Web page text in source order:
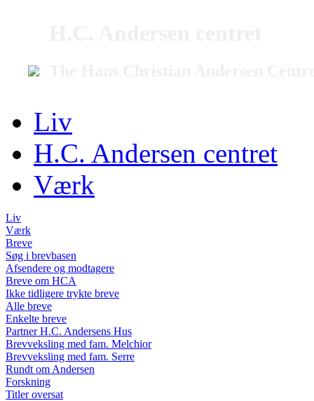
Liv
H.C. Andersen centret
Værk
Liv
Værk
Breve
Søg i brevbasen
Afsendere og modtagere
Breve om HCA
Ikke tidligere trykte breve
Alle breve
Enkelte breve
Partner H.C. Andersens Hus
Brevveksling med fam. Melchior
Brevveksling med fam. Serre
Rundt om Andersen
Forskning
Titler oversat